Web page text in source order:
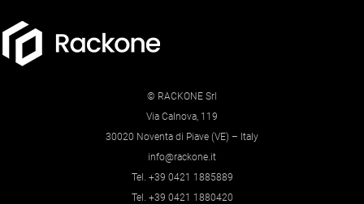
© RACKONE Srl
Via Calnova, 119
30020 Noventa di Piave (VE) – Italy
info@rackone.it
Tel. +39 0421 1885889
Tel. +39 0421 1880420